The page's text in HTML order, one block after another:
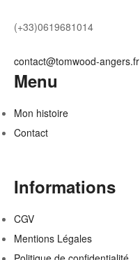
(+33)0619681014
contact@tomwood-angers.fr
Menu
Mon histoire
Contact
Informations
CGV
Mentions Légales